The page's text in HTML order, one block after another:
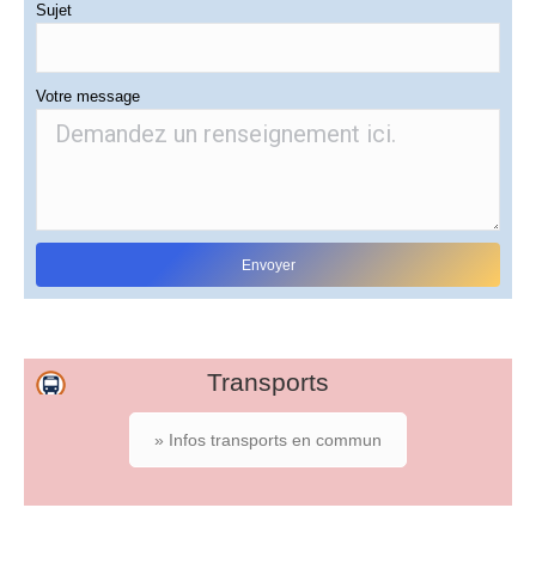
Sujet
Votre message
Transports
» Infos transports en commun